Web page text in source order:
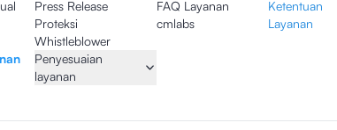
Press Release
Proteksi
Whistleblower
Penyesuaian
layanan
FAQ Layanan
cmlabs
Ketentuan
Layanan